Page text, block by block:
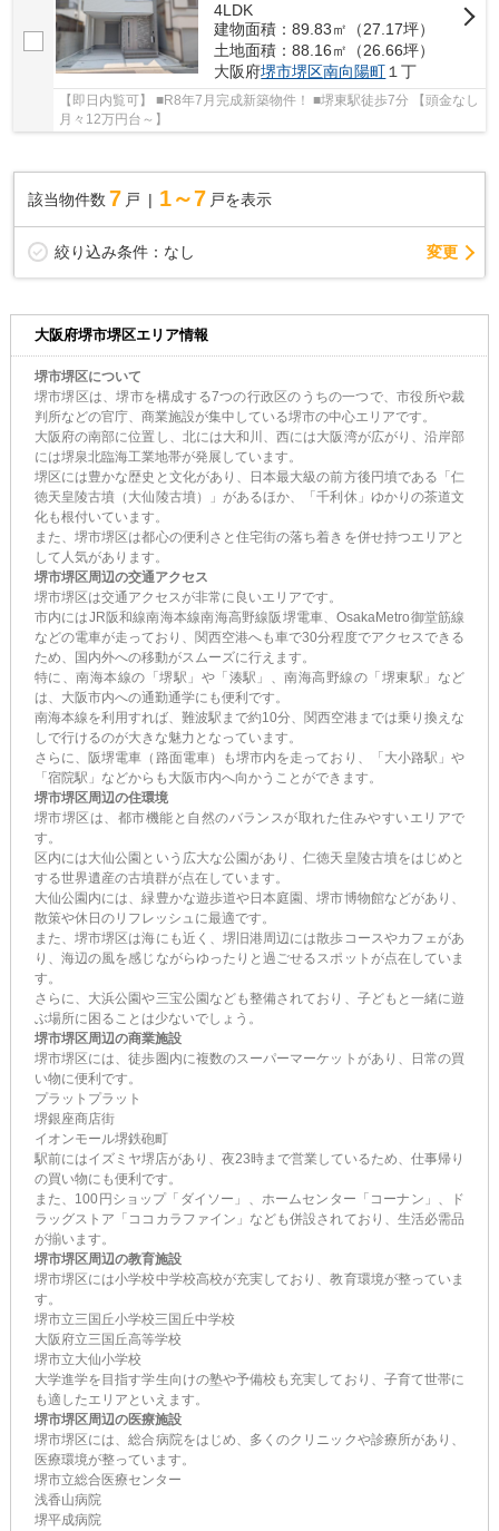
4LDK
建物面積：89.83㎡（27.17坪）
土地面積：88.16㎡（26.66坪）
大阪府堺市堺区南向陽町 １丁
【即日内覧可】 ■R8年7月完成新築物件！ ■堺東駅徒歩7分 【頭金なし
月々12万円台～】
該当物件数 7 戸 1～7 戸を表示
絞り込み条件： なし 変更
大阪府堺市堺区エリア情報
堺市堺区について
堺市堺区は、堺市を構成する7つの行政区のうちの一つで、市役所や裁
判所などの官庁、商業施設が集中している堺市の中心エリアです。
大阪府の南部に位置し、北には大和川、西には大阪湾が広がり、沿岸部
には堺泉北臨海工業地帯が発展しています。
堺区には豊かな歴史と文化があり、日本最大級の前方後円墳である「仁
徳天皇陵古墳（大仙陵古墳）」があるほか、「千利休」ゆかりの茶道文
化も根付いています。
また、堺市堺区は都心の便利さと住宅街の落ち着きを併せ持つエリアと
して人気があります。
堺市堺区周辺の交通アクセス
堺市堺区は交通アクセスが非常に良いエリアです。
市内にはJR阪和線南海本線南海高野線阪堺電車、OsakaMetro御堂筋線
などの電車が走っており、関西空港へも車で30分程度でアクセスできる
ため、国内外への移動がスムーズに行えます。
特に、南海本線の「堺駅」や「湊駅」、南海高野線の「堺東駅」など
は、大阪市内への通勤通学にも便利です。
南海本線を利用すれば、難波駅まで約10分、関西空港までは乗り換えな
しで行けるのが大きな魅力となっています。
さらに、阪堺電車（路面電車）も堺市内を走っており、「大小路駅」や
「宿院駅」などからも大阪市内へ向かうことができます。
堺市堺区周辺の住環境
堺市堺区は、都市機能と自然のバランスが取れた住みやすいエリアで
す。
区内には大仙公園という広大な公園があり、仁徳天皇陵古墳をはじめと
する世界遺産の古墳群が点在しています。
大仙公園内には、緑豊かな遊歩道や日本庭園、堺市博物館などがあり、
散策や休日のリフレッシュに最適です。
また、堺市堺区は海にも近く、堺旧港周辺には散歩コースやカフェがあ
り、海辺の風を感じながらゆったりと過ごせるスポットが点在していま
す。
さらに、大浜公園や三宝公園なども整備されており、子どもと一緒に遊
ぶ場所に困ることは少ないでしょう。
堺市堺区周辺の商業施設
堺市堺区には、徒歩圏内に複数のスーパーマーケットがあり、日常の買
い物に便利です。
プラットプラット
堺銀座商店街
イオンモール堺鉄砲町
駅前にはイズミヤ堺店があり、夜23時まで営業しているため、仕事帰り
の買い物にも便利です。
また、100円ショップ「ダイソー」、ホームセンター「コーナン」、ド
ラッグストア「ココカラファイン」なども併設されており、生活必需品
が揃います。
堺市堺区周辺の教育施設
堺市堺区には小学校中学校高校が充実しており、教育環境が整っていま
す。
堺市立三国丘小学校三国丘中学校
大阪府立三国丘高等学校
堺市立大仙小学校
大学進学を目指す学生向けの塾や予備校も充実しており、子育て世帯に
も適したエリアといえます。
堺市堺区周辺の医療施設
堺市堺区には、総合病院をはじめ、多くのクリニックや診療所があり、
医療環境が整っています。
堺市立総合医療センター
浅香山病院
堺平成病院